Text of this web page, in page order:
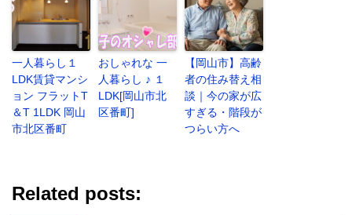
一人暮らし１
LDK賃貸マンシ
ョン フラットT
＆T 1LDK 岡山
市北区番町
おしゃれな 一
人暮らし ♪ １
LDK[岡山市北
区番町]
【岡山市】高齢
者の住み替え相
談｜今の家が広
すぎる・階段が
つらい方へ
Related posts: